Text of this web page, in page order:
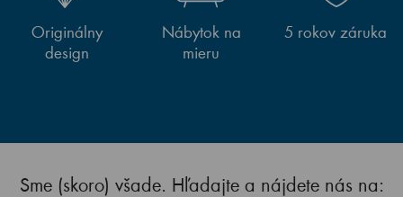
Originálny
design
Nábytok na
mieru
5 rokov záruka
Sme (skoro) všade. Hľadajte a nájdete nás na: